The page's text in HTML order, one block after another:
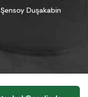
Duşakabin